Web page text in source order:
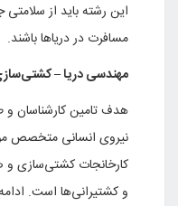
این رشته باید از
مسافرت در دریاها باشند.
مهندسی دریا –
هدف تامین کارشناسان و
نیروی انسانی متخصص
کارخانجات کشتی‌سازی و
و کشتیرانی‌ها است.